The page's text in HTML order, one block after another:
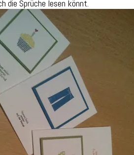
die Sprüche lesen könnt.